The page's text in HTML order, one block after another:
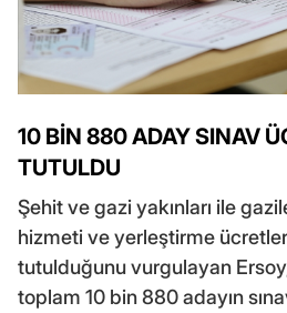
10 BİN 880 ADAY SINAV
TUTULDU
Şehit ve gazi yakınları ile
hizmeti ve yerleştirme
tutulduğunu vurgulayan
toplam 10 bin 880 adayın